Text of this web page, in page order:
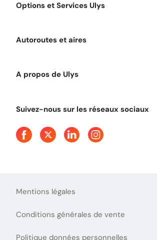
Options et Services Ulys
Autoroutes et aires
A propos de Ulys
Presse
Suivez-nous sur les réseaux sociaux
Mentions légales
Conditions générales de vente
Politique données personnelles